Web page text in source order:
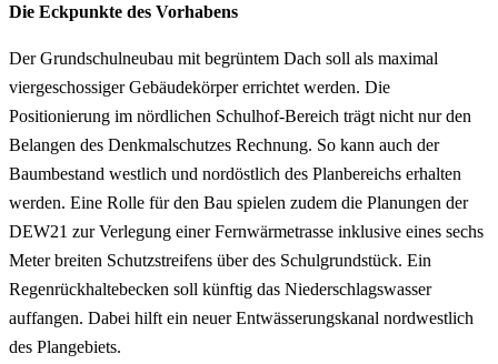
Die Eckpunkte des Vorhabens
Der Grundschulneubau mit begrüntem Dach soll als maximal
viergeschossiger Gebäudekörper errichtet werden. Die
Positionierung im nördlichen Schulhof-Bereich trägt nicht nur den
Belangen des Denkmalschutzes Rechnung. So kann auch der
Baumbestand westlich und nordöstlich des Planbereichs erhalten
werden. Eine Rolle für den Bau spielen zudem die Planungen der
DEW21 zur Verlegung einer Fernwärmetrasse inklusive eines sechs
Meter breiten Schutzstreifens über des Schulgrundstück. Ein
Regenrückhaltebecken soll künftig das Niederschlagswasser
auffangen. Dabei hilft ein neuer Entwässerungskanal nordwestlich
des Plangebiets.